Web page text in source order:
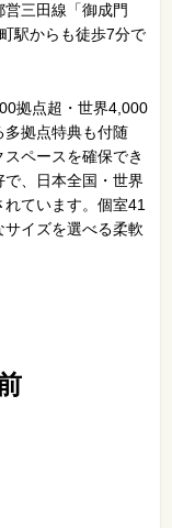
三田線「御成門
駅からも徒歩7分で
拠点超・世界4,000
多拠点特典も付随
ペースを確保でき
、日本全国・世界
ています。個室41
イズを選べる柔軟